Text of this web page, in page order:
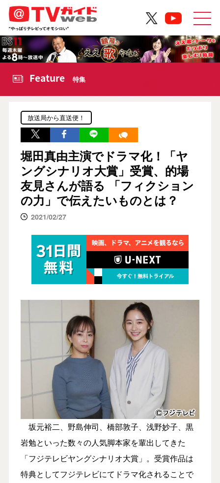
Feature 特集
放送局から直送便！
堀田真由主演でドラマ化！「ヤ
ングシナリオ大賞」受賞、的場
友見さんが語る 「フィクション
の力」で伝えたいものとは？
2021/02/27
坂元裕二、野島伸司、橋部敦子、浅野妙子、黒
岩勉といった数々の人気脚本家を輩出してきた
「フジテレビヤングシナリオ大賞」。受賞作品は
特典としてフジテレビにてドラマ化されることで